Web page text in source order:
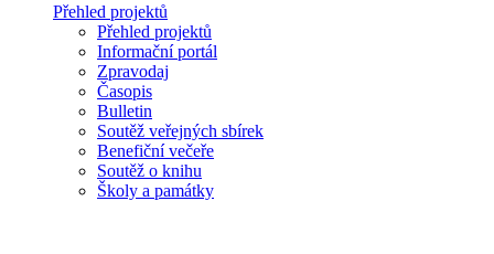
Přehled projektů
Přehled projektů
Informační portál
Zpravodaj
Časopis
Bulletin
Soutěž veřejných sbírek
Benefiční večeře
Soutěž o knihu
Školy a památky